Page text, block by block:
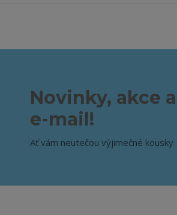
Novinky, akce
e-mail!
Ať vám neutečou výjimečné kousky